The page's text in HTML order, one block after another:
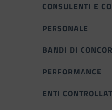
CONSULENTI E
PERSONALE
BANDI DI
PERFORMANCE
ENTI